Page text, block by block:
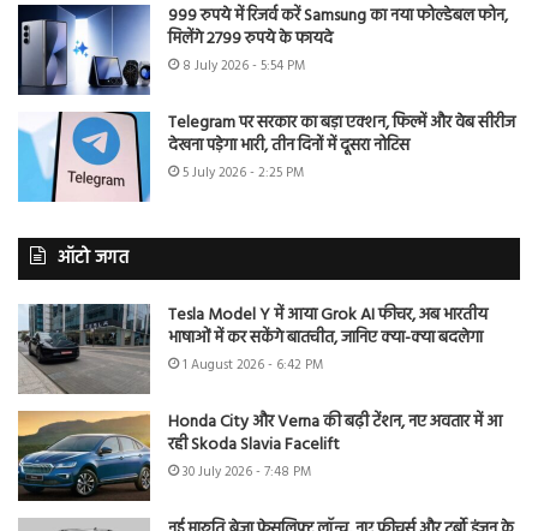
999 रुपये में रिजर्व करें Samsung का नया फोल्डेबल फोन,
मिलेंगे 2799 रुपये के फायदे
8 July 2026 - 5:54 PM
Telegram पर सरकार का बड़ा एक्शन, फिल्में और वेब सीरीज
देखना पड़ेगा भारी, तीन दिनों में दूसरा नोटिस
5 July 2026 - 2:25 PM
ऑटो जगत
Tesla Model Y में आया Grok AI फीचर, अब भारतीय
भाषाओं में कर सकेंगे बातचीत, जानिए क्या-क्या बदलेगा
1 August 2026 - 6:42 PM
Honda City और Verna की बढ़ी टेंशन, नए अवतार में आ
रही Skoda Slavia Facelift
30 July 2026 - 7:48 PM